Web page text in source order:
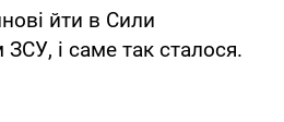
йти в Сили
ЗСУ, і саме так сталося.